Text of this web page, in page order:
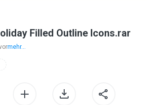
Filled Outline Icons.rar
mehr...